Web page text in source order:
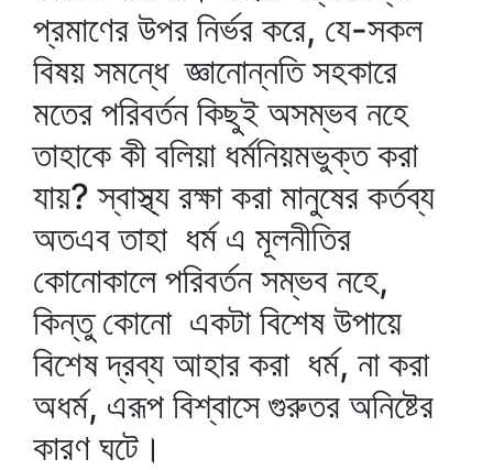
প্রমাণের উপর নির্ভর করে, যে-সকল
বিষয় সমন্ধে জ্ঞানোন্নতি সহকারে
মতের পরিবর্তন কিছুই অসম্ভব নহে
তাহাকে কী বলিয়া ধর্মনিয়মভুক্ত করা
যায়? স্বাস্থ্য রক্ষা করা মানুষের কর্তব্য
অতএব তাহা ধর্ম এ মূলনীতির
কোনোকালে পরিবর্তন সম্ভব নহে,
কিন্তু কোনো একটা বিশেষ উপায়ে
বিশেষ দ্রব্য আহার করা ধর্ম, না করা
অধর্ম, এরূপ বিশ্বাসে গুরুতর অনিষ্টের
কারণ ঘটে।